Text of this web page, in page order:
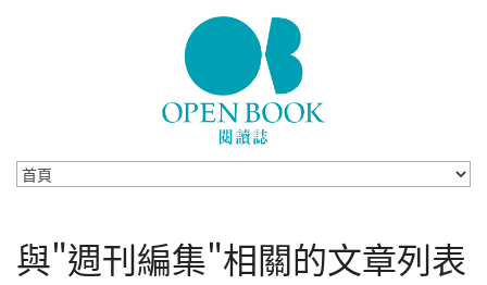
與"週刊編集"相關的文章列表